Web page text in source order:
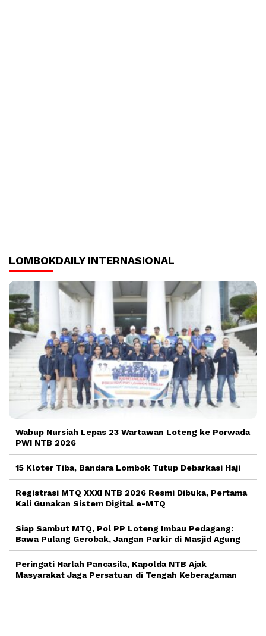
LOMBOKDAILY INTERNASIONAL
Wabup Nursiah Lepas 23 Wartawan Loteng ke Porwada
PWI NTB 2026
15 Kloter Tiba, Bandara Lombok Tutup Debarkasi Haji
Registrasi MTQ XXXI NTB 2026 Resmi Dibuka, Pertama
Kali Gunakan Sistem Digital e-MTQ
Siap Sambut MTQ, Pol PP Loteng Imbau Pedagang:
Bawa Pulang Gerobak, Jangan Parkir di Masjid Agung
Peringati Harlah Pancasila, Kapolda NTB Ajak
Masyarakat Jaga Persatuan di Tengah Keberagaman